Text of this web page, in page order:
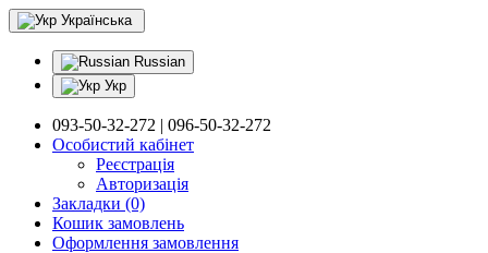
Українська
Russian
Укр
093-50-32-272 | 096-50-32-272
Особистий кабінет
Реєстрація
Авторизація
Закладки (0)
Кошик замовлень
Оформлення замовлення